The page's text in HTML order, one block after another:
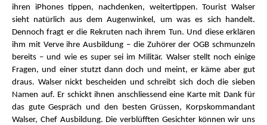
ihren iPhones tippen, nachdenken, weitertippen. Tourist Walser
sieht natürlich aus dem Augenwinkel, um was es sich handelt.
Dennoch fragt er die Rekruten nach ihrem Tun. Und diese erklären
ihm mit Verve ihre Ausbildung – die Zuhörer der OGB schmunzeln
bereits – und wie es super sei im Militär. Walser stellt noch einige
Fragen, und einer stutzt dann doch und meint, er käme aber gut
draus. Walser nickt bescheiden und schreibt sich doch die sieben
Namen auf. Er schickt ihnen anschliessend eine Karte mit Dank für
das gute Gespräch und den besten Grüssen, Korpskommandant
Walser, Chef Ausbildung. Die verblüfften Gesichter können wir uns